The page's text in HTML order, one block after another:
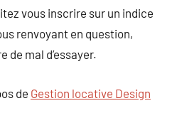
vous inscrire sur un indice
renvoyant en question,
de mal d’essayer.
de Gestion locative Design